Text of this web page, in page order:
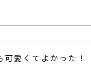
愛くてよかった！